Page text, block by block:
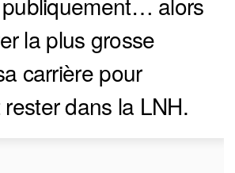
la plus grosse
carrière pour
dans la LNH.